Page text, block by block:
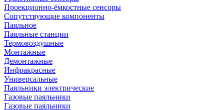
Проекционно-ёмкостные сенсоры
Сопутствующие компоненты
Паяльное
Паяльные станции
Термовоздушные
Монтажные
Демонтажные
Инфракрасные
Универсальные
Паяльники электрические
Газовые паяльники
Газовые паяльники